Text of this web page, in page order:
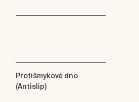
Protišmykové dno
(Antislip)